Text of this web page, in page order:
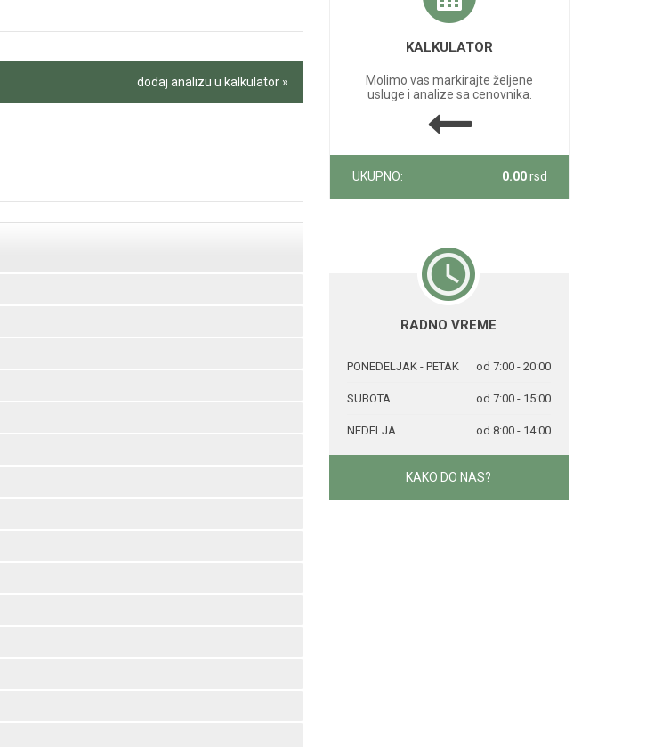
dodaj analizu u kalkulator »
KALKULATOR
Molimo vas markirajte željene
usluge i analize sa cenovnika.
UKUPNO: 0.00rsd
RADNO VREME
PONEDELJAK - PETAK od 7:00 - 20:00
SUBOTA od 7:00 - 15:00
NEDELJA od 8:00 - 14:00
KAKO DO NAS?